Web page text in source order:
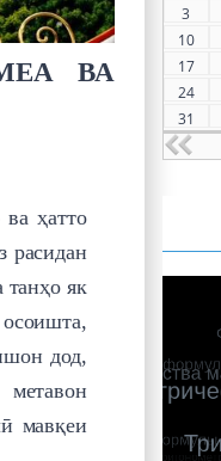
ВА
ҳатто
расидан
танҳо як
дод,
мавқеи
3
10
17
24
31